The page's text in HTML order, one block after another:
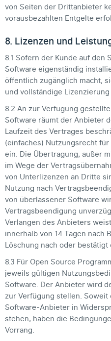
von Seiten der Drittanbieter
vorausbezahlten Entgelte
8. Lizenzen und
8.1 Sofern der Kunde auf den
Software eigenständig
öffentlich zugänglich macht,
und vollständige Lizenzierung
8.2 An zur Verfügung
Software räumt der Anbieter
Laufzeit des Vertrages
(einfaches) Nutzungsrecht
ein. Die Übertragung, außer
im Wege der
von Unterlizenzen an Dritte
Nutzung nach
von überlassener Software
Vertragsbeendigung
Verlangen des Anbieters
innerhalb von 14 Tagen nach
Löschung nach oder bestätigt
8.3 Für Open Source
jeweils gültigen
Software. Der Anbieter wird
zur Verfügung stellen.
Software-Anbieter in
stehen, haben die
Vorrang.